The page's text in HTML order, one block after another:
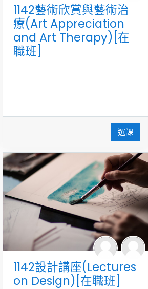
1142藝術欣賞與藝術治
療(Art Appreciation
and Art Therapy)[在
職班]
選課
1142設計講座(Lectures
on Design)[在職班]